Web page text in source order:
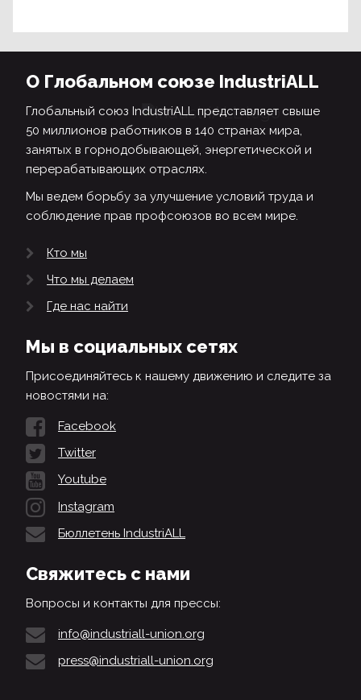
О Глобальном союзе IndustriALL
Глобальный союз IndustriALL представляет свыше
50 миллионов работников в 140 странах мира,
занятых в горнодобывающей, энергетической и
перерабатывающих отраслях.
Мы ведем борьбу за улучшение условий труда и
соблюдение прав профсоюзов во всем мире.
Кто мы
Что мы делаем
Где нас найти
Мы в социальных сетях
Присоединяйтесь к нашему движению и следите за
новостями на:
Facebook
Twitter
Youtube
Instagram
Бюллетень IndustriALL
Свяжитесь с нами
Вопросы и контакты для прессы:
info@industriall-union.org
press@industriall-union.org